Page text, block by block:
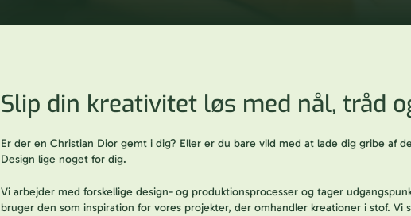
Slip din kreativitet løs med nål, tråd
Er der en Christian Dior gemt i dig? Eller er du bare vild med at lade dig gribe af
Design lige noget for dig.
Vi arbejder med forskellige design- og produktionsprocesser og tager
bruger den som inspiration for vores projekter, der omhandler kreationer i stof. Vi